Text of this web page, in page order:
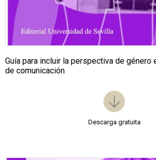
Guía para incluir la perspectiva de género
de comunicación
Descarga gratuita